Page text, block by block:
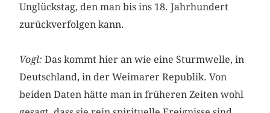
Unglückstag, den man bis ins 18. Jahrhundert
zurückverfolgen kann.
Vogl: Das kommt hier an wie eine Sturmwelle, in
Deutschland, in der Weimarer Republik. Von
beiden Daten hätte man in früheren Zeiten wohl